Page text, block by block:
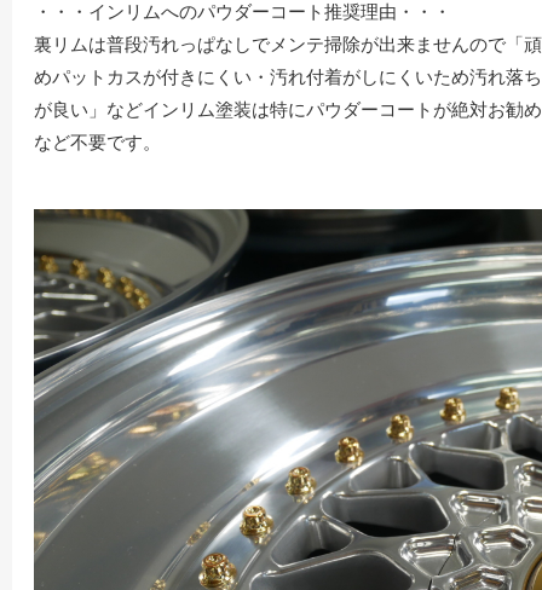
・・・インリムへのパウダーコート推奨理由・・・
裏リムは普段汚れっぱなしでメンテ掃除が出来ませんので「
めパットカスが付きにくい・汚れ付着がしにくいため汚れ落
が良い」などインリム塗装は特にパウダーコートが絶対お勧
など不要です。